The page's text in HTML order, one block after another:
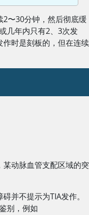
〜30分钟，然后彻底缓
几年内只有2、3次发
时是刻板的，但在连续
动脉血管支配区域的突
并不提示为TIA发作。
别，例如